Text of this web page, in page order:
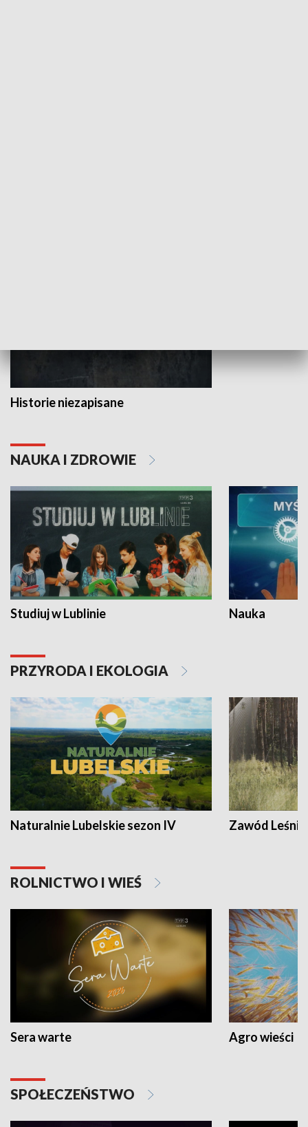
Historie niezapisane
NAUKA I ZDROWIE
Studiuj w Lublinie Nauka
PRZYRODA I EKOLOGIA
Naturalnie Lubelskie sezon IV Zawód Leśnik
ROLNICTWO I WIEŚ
Sera warte Agro wieści
SPOŁECZEŃSTWO